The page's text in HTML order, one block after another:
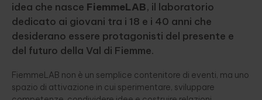
idea che nasce FiemmeLAB, il laboratorio
dedicato ai giovani tra i 18 e i 40 anni che
desiderano essere protagonisti del presente e
del futuro della Val di Fiemme.
FiemmeLAB non è un semplice contenitore di eventi, ma uno
spazio di attivazione in cui sperimentare, sviluppare